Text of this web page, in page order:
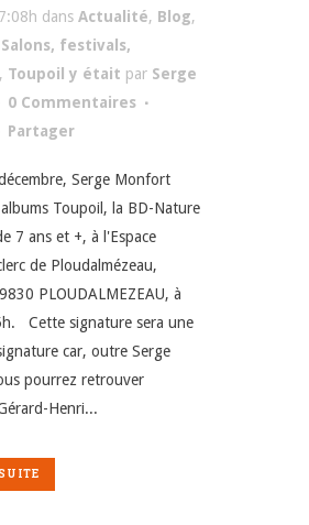
dans Actualité, Blog,
Salons, festivals,
, Toupoil y était par Serge
0 Commentaires
Partager
Serge Monfort
Toupoil, la BD-Nature
7 ans et +, à l'Espace
de Ploudalmézeau,
PLOUDALMEZEAU, à
Cette signature sera une
car, outre Serge
pourrez retrouver
Henri...